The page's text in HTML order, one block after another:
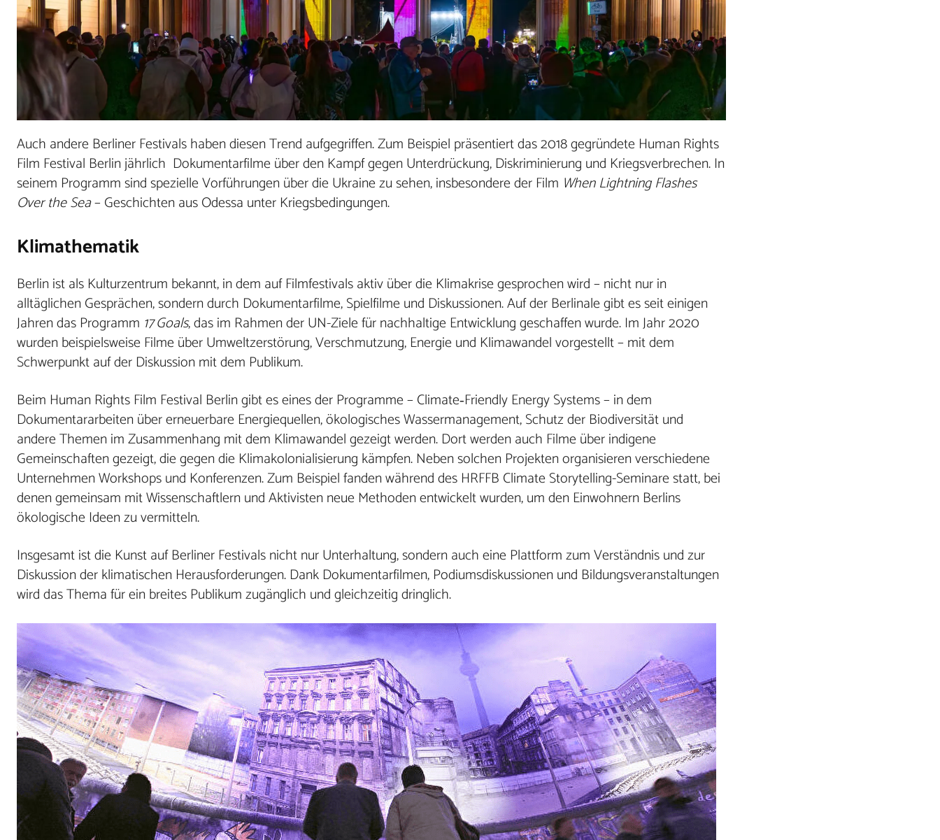
Auch andere Berliner Festivals haben diesen Trend aufgegriffen. Zum Beispiel präsentiert das 2018 gegründete Human Rights
Film Festival Berlin jährlich Dokumentarfilme über den Kampf gegen Unterdrückung, Diskriminierung und Kriegsverbrechen. In
seinem Programm sind spezielle Vorführungen über die Ukraine zu sehen, insbesondere der Film When Lightning Flashes
Over the Sea– Geschichten aus Odessa unter Kriegsbedingungen.
Klimathematik
Berlin ist als Kulturzentrum bekannt, in dem auf Filmfestivals aktiv über die Klimakrise gesprochen wird – nicht nur in
alltäglichen Gesprächen, sondern durch Dokumentarfilme, Spielfilme und Diskussionen. Auf der Berlinale gibt es seit einigen
Jahren das Programm 17 Goals, das im Rahmen der UN-Ziele für nachhaltige Entwicklung geschaffen wurde. Im Jahr 2020
wurden beispielsweise Filme über Umweltzerstörung, Verschmutzung, Energie und Klimawandel vorgestellt – mit dem
Schwerpunkt auf der Diskussion mit dem Publikum.
Beim Human Rights Film Festival Berlin gibt es eines der Programme – Climate‑Friendly Energy Systems – in dem
Dokumentararbeiten über erneuerbare Energiequellen, ökologisches Wassermanagement, Schutz der Biodiversität und
andere Themen im Zusammenhang mit dem Klimawandel gezeigt werden. Dort werden auch Filme über indigene
Gemeinschaften gezeigt, die gegen die Klimakolonialisierung kämpfen. Neben solchen Projekten organisieren verschiedene
Unternehmen Workshops und Konferenzen. Zum Beispiel fanden während des HRFFB Climate Storytelling-Seminare statt, bei
denen gemeinsam mit Wissenschaftlern und Aktivisten neue Methoden entwickelt wurden, um den Einwohnern Berlins
ökologische Ideen zu vermitteln.
Insgesamt ist die Kunst auf Berliner Festivals nicht nur Unterhaltung, sondern auch eine Plattform zum Verständnis und zur
Diskussion der klimatischen Herausforderungen. Dank Dokumentarfilmen, Podiumsdiskussionen und Bildungsveranstaltungen
wird das Thema für ein breites Publikum zugänglich und gleichzeitig dringlich.